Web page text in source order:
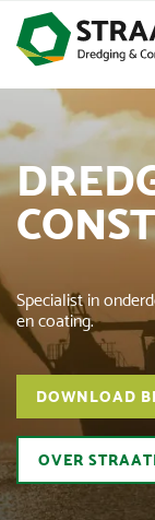
Specialist in
en coating.
DOWNLOAD
OVER